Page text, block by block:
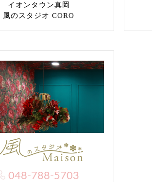
イオンタウン真岡
風のスタジオ CORO
048-788-5703